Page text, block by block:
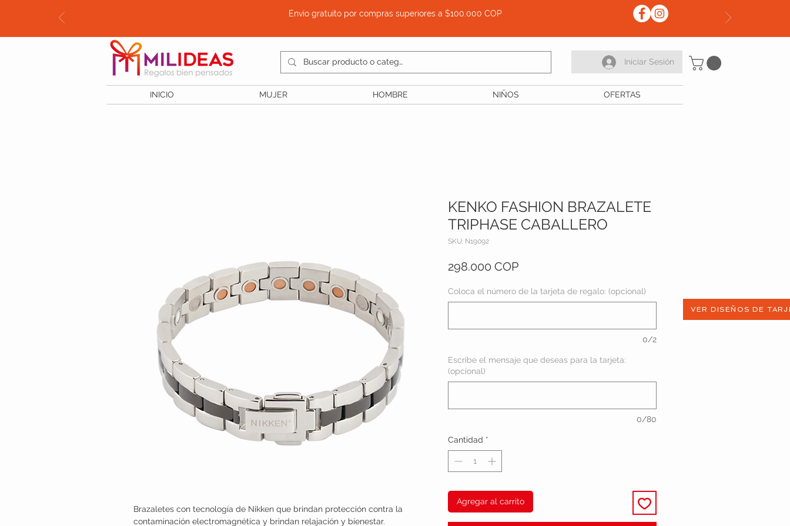
Envío gratuito por compras superiores a $100.000 COP
Iniciar Sesión
INICIO MUJER HOMBRE NIÑOS OFERTAS
Brazaletes con tecnología de Nikken que brindan protección contra la
contaminación electromagnética y brindan relajación y bienestar.
KENKO FASHION BRAZALETE
TRIPHASE CABALLERO
SKU: N19092
298.000 COPPrecio
Coloca el número de la tarjeta de regalo: (opcional)
0/2
Escribe el mensaje que deseas para la tarjeta:
(opcional)
0/80
Cantidad *
Agregar al carrito
VER DISEÑOS DE